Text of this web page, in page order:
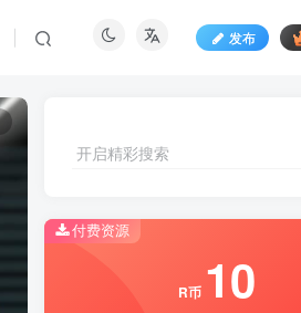
发布
开启精彩搜索
付费资源
R币 10